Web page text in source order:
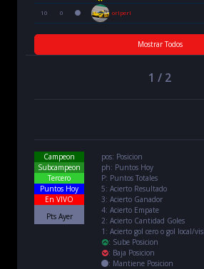
10 0 orlperl
Mostrar Todos
1 / 2
Campeon
Subcampeon
Tercero
Puntos Hoy
En VIVO
Pts Ayer
pos: Posicion
ph: Puntos Hoy
P: Puntos Totales
5: Acierto Resultado
3: Acierto Ganador
4: Acierto Empate
2: Acierto Cantidad Goles
1: Acierto gol cero o gol local/
: Sube Posicion
: Baja Posicion
: Mantiene Posicion